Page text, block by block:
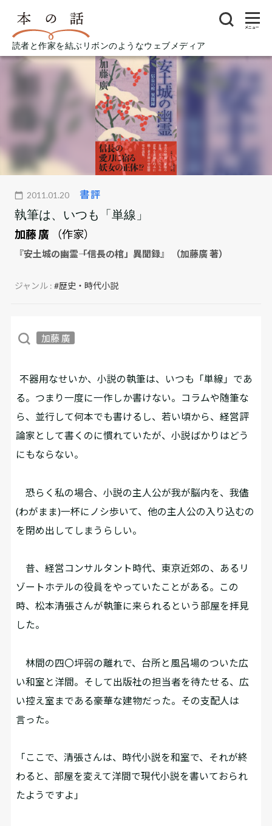
読者と作家を結ぶリボンのようなウェブメディア
メニュー
2011.01.20 書評
執筆は、いつも「単線」
加藤 廣
（作家）
『安土城の幽霊――「信長の棺」異聞録』 （加藤廣 著）
ジャンル :#歴史・時代小説
加藤 廣
不器用なせいか、小説の執筆は、いつも「単線」であ
る。つまり一度に一作しか書けない。コラムや随筆な
ら、並行して何本でも書けるし、若い頃から、経営評
論家として書くのに慣れていたが、小説ばかりはどう
にもならない。
恐らく私の場合、小説の主人公が我が脳内を、我儘
(わがまま)一杯にノシ歩いて、他の主人公の入り込むの
を閉め出してしまうらしい。
昔、経営コンサルタント時代、東京近郊の、あるリ
ゾートホテルの役員をやっていたことがある。この
時、松本清張さんが執筆に来られるという部屋を拝見
した。
林間の四〇坪弱の離れで、台所と風呂場のついた広
い和室と洋間。そして出版社の担当者を待たせる、広
い控え室まである豪華な建物だった。その支配人は
言った。
「ここで、清張さんは、時代小説を和室で、それが終
わると、部屋を変えて洋間で現代小説を書いておられ
たようですよ」